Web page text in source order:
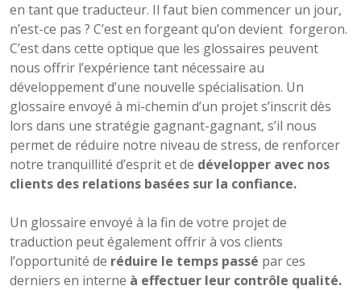
en tant que traducteur. Il faut bien commencer un jour,
n’est-ce pas ? C’est en forgeant qu’on devient forgeron.
C’est dans cette optique que les glossaires peuvent
nous offrir l’expérience tant nécessaire au
développement d’une nouvelle spécialisation. Un
glossaire envoyé à mi-chemin d’un projet s’inscrit dès
lors dans une stratégie gagnant-gagnant, s’il nous
permet de réduire notre niveau de stress, de renforcer
notre tranquillité d’esprit et de développer avec nos
clients des relations basées sur la confiance.
Un glossaire envoyé à la fin de votre projet de
traduction peut également offrir à vos clients
l’opportunité de réduire le temps passé par ces
derniers en interne à effectuer leur contrôle qualité.